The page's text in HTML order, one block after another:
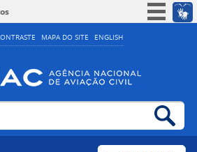
MAPA DO SITE ENGLISH
Simplifique!
Acesso à informação
Legislação